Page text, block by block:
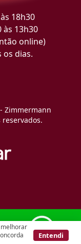
Entendi
18h30
às 13h30
online)
dias.
Zimmermann
reservados.